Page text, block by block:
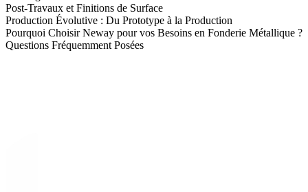
Post-Travaux et Finitions de Surface
Production Évolutive : Du Prototype à la Production
Pourquoi Choisir Neway pour vos Besoins en Fonderie Métallique ?
Questions Fréquemment Posées